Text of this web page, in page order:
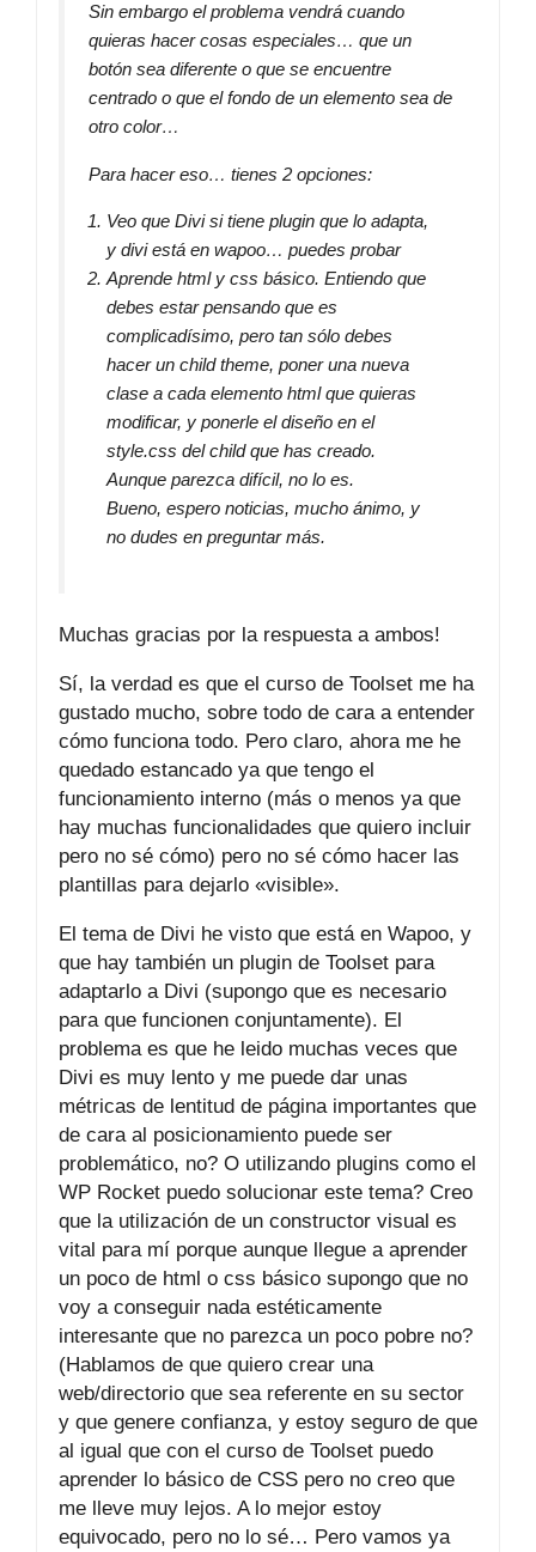
Sin embargo el problema vendrá cuando
quieras hacer cosas especiales… que un
botón sea diferente o que se encuentre
centrado o que el fondo de un elemento sea de
otro color…
Para hacer eso… tienes 2 opciones:
Veo que Divi si tiene plugin que lo adapta,
y divi está en wapoo… puedes probar
Aprende html y css básico. Entiendo que
debes estar pensando que es
complicadísimo, pero tan sólo debes
hacer un child theme, poner una nueva
clase a cada elemento html que quieras
modificar, y ponerle el diseño en el
style.css del child que has creado.
Aunque parezca difícil, no lo es.
Bueno, espero noticias, mucho ánimo, y
no dudes en preguntar más.
Muchas gracias por la respuesta a ambos!
Sí, la verdad es que el curso de Toolset me ha
gustado mucho, sobre todo de cara a entender
cómo funciona todo. Pero claro, ahora me he
quedado estancado ya que tengo el
funcionamiento interno (más o menos ya que
hay muchas funcionalidades que quiero incluir
pero no sé cómo) pero no sé cómo hacer las
plantillas para dejarlo «visible».
El tema de Divi he visto que está en Wapoo, y
que hay también un plugin de Toolset para
adaptarlo a Divi (supongo que es necesario
para que funcionen conjuntamente). El
problema es que he leido muchas veces que
Divi es muy lento y me puede dar unas
métricas de lentitud de página importantes que
de cara al posicionamiento puede ser
problemático, no? O utilizando plugins como el
WP Rocket puedo solucionar este tema? Creo
que la utilización de un constructor visual es
vital para mí porque aunque llegue a aprender
un poco de html o css básico supongo que no
voy a conseguir nada estéticamente
interesante que no parezca un poco pobre no?
(Hablamos de que quiero crear una
web/directorio que sea referente en su sector
y que genere confianza, y estoy seguro de que
al igual que con el curso de Toolset puedo
aprender lo básico de CSS pero no creo que
me lleve muy lejos. A lo mejor estoy
equivocado, pero no lo sé… Pero vamos ya